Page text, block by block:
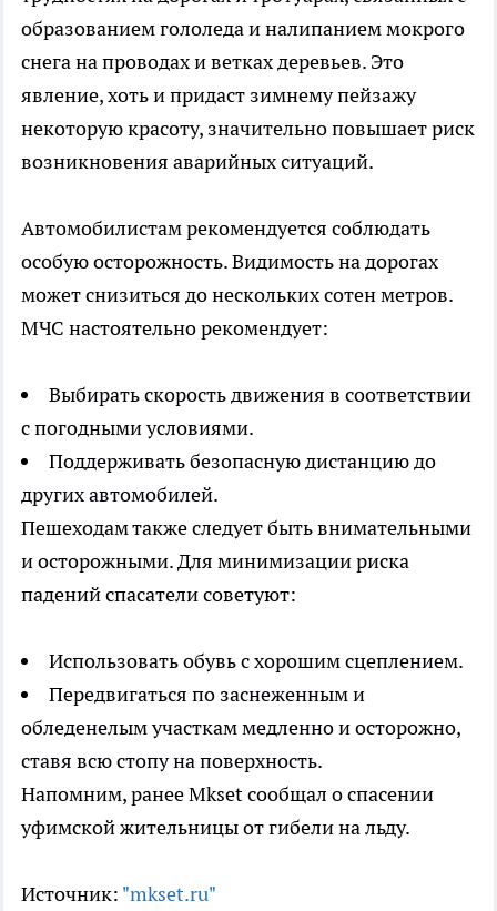
образованием гололеда и налипанием мокрого
снега на проводах и ветках деревьев. Это
явление, хоть и придаст зимнему пейзажу
некоторую красоту, значительно повышает риск
возникновения аварийных ситуаций.
Автомобилистам рекомендуется соблюдать
особую осторожность. Видимость на дорогах
может снизиться до нескольких сотен метров.
МЧС настоятельно рекомендует:
Выбирать скорость движения в соответствии
с погодными условиями.
Поддерживать безопасную дистанцию до
других автомобилей.
Пешеходам также следует быть внимательными
и осторожными. Для минимизации риска
падений спасатели советуют:
Использовать обувь с хорошим сцеплением.
Передвигаться по заснеженным и
обледенелым участкам медленно и осторожно,
ставя всю стопу на поверхность.
Напомним, ранее Mkset сообщал о спасении
уфимской жительницы от гибели на льду.
Источник: "mkset.ru"